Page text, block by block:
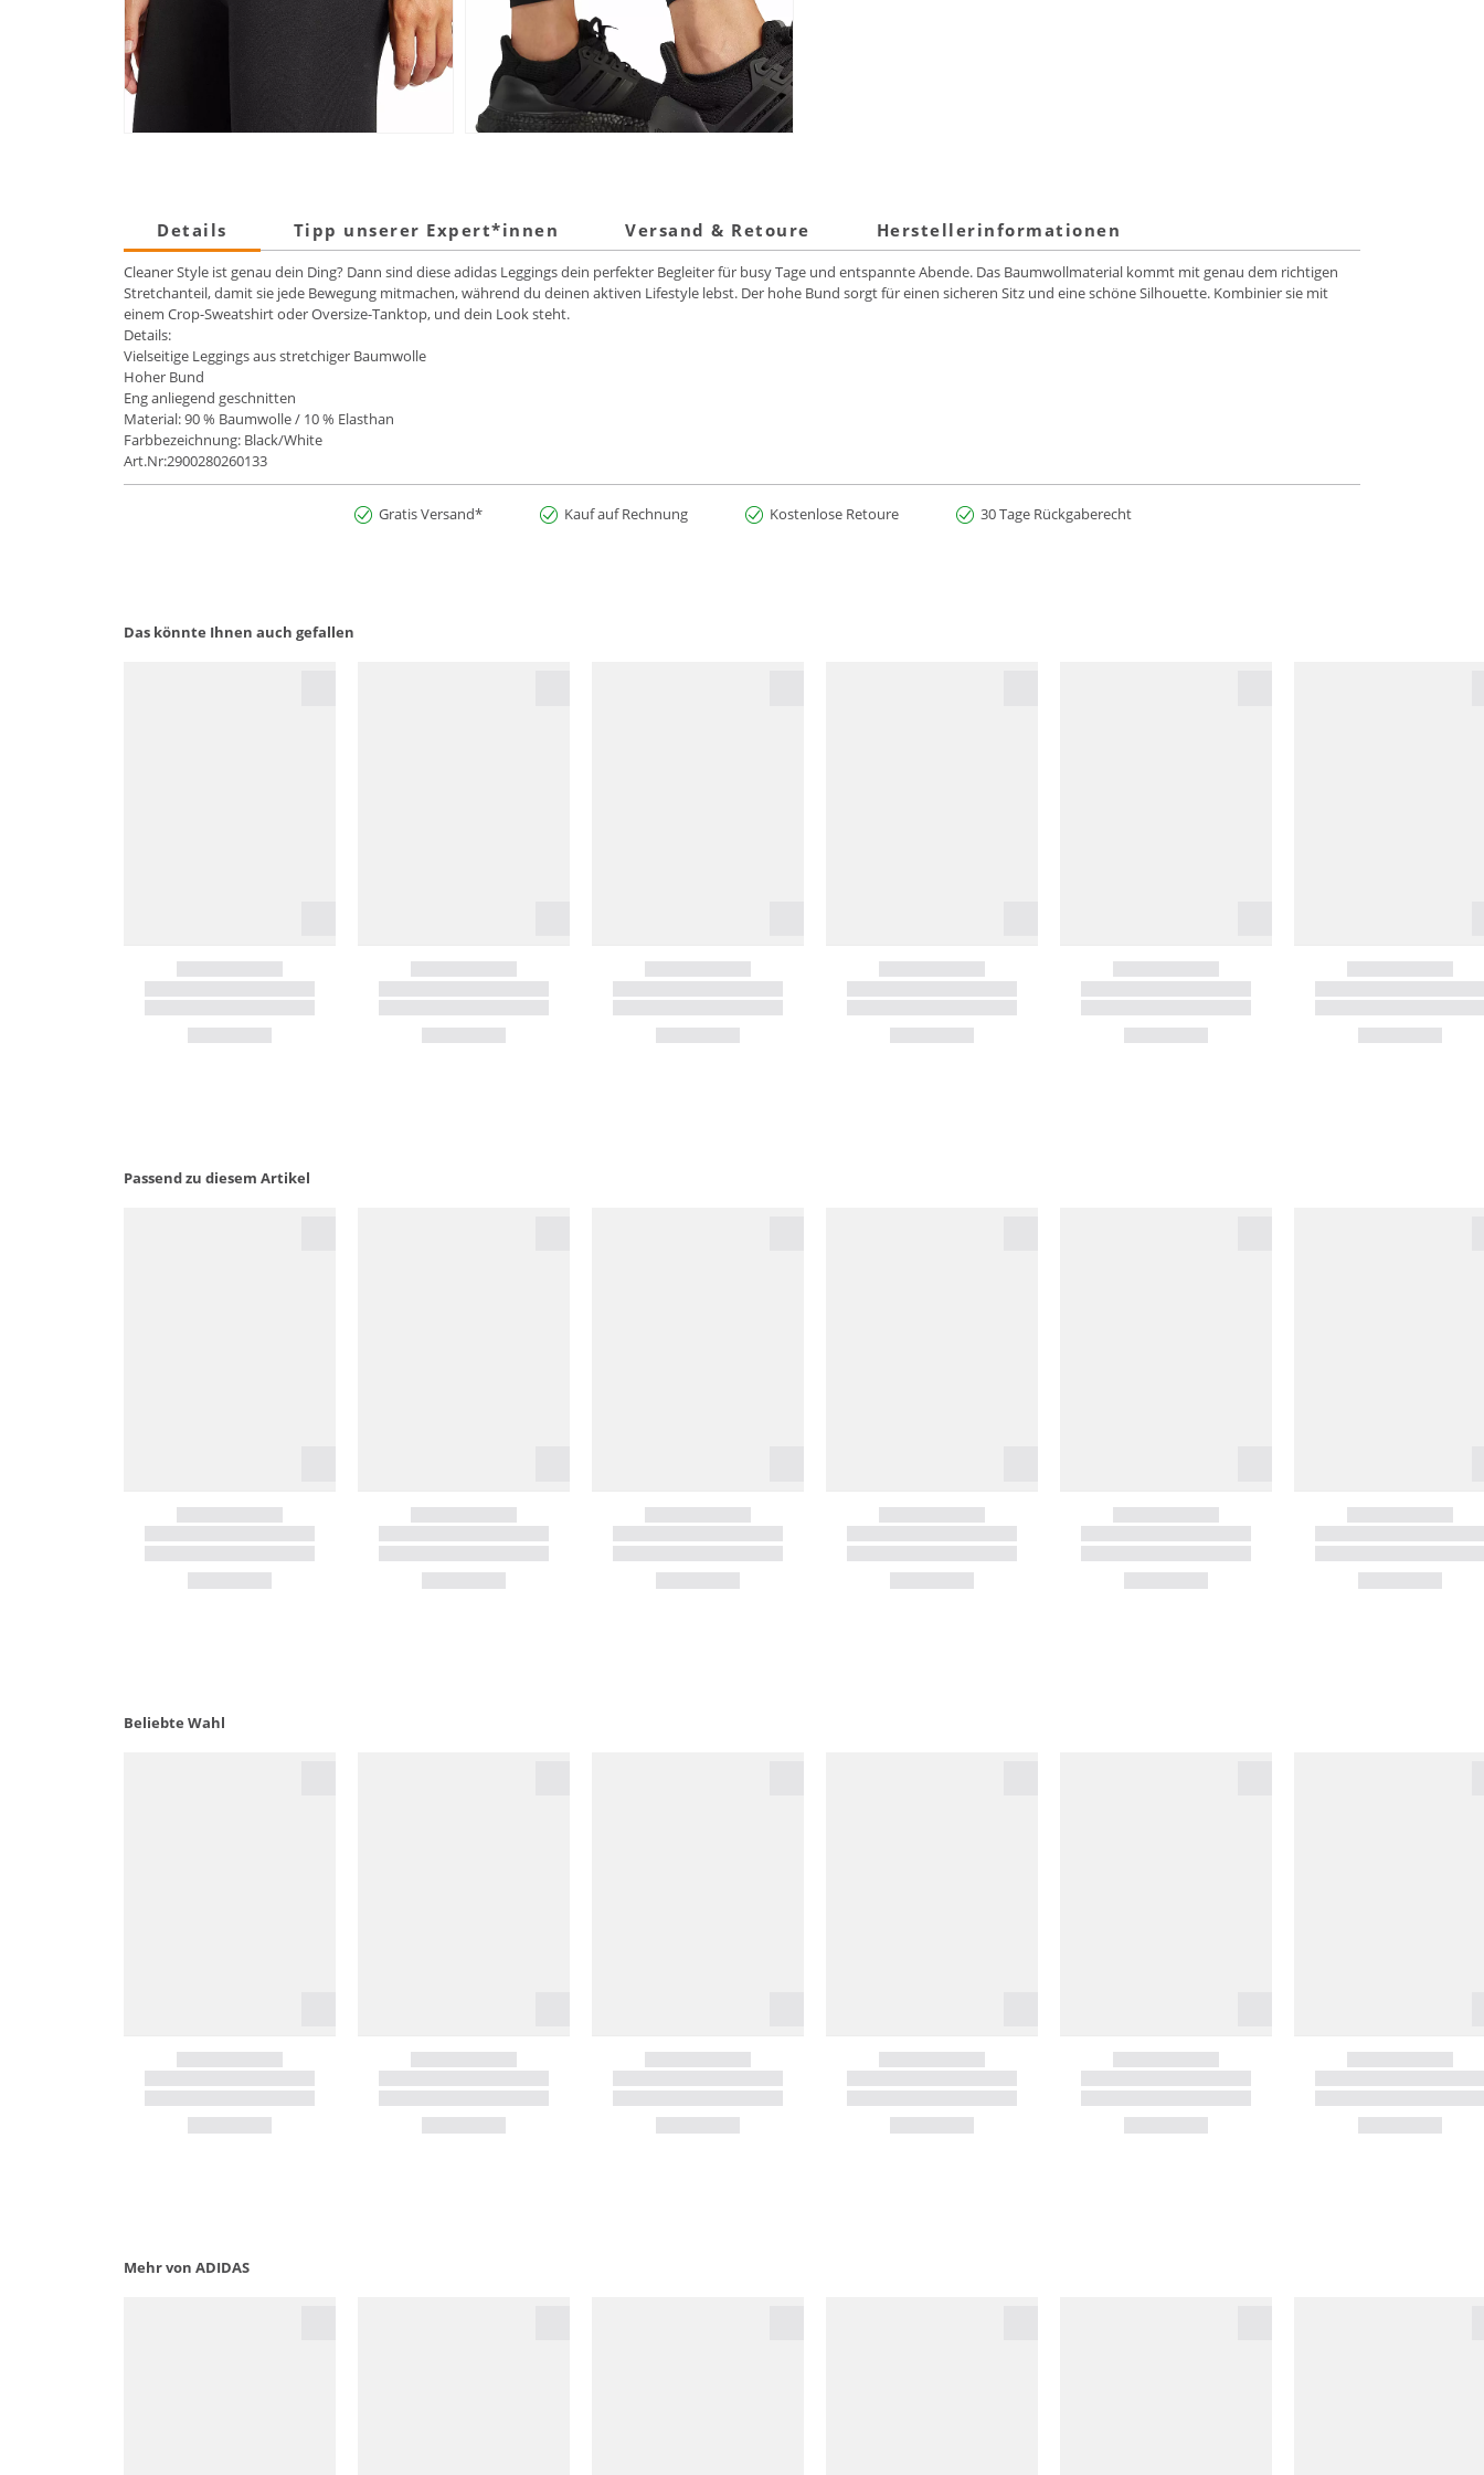
Details Tipp unserer Expert*innen Versand & Retoure Herstellerinformationen
Cleaner Style ist genau dein Ding? Dann sind diese adidas Leggings dein perfekter Begleiter für busy Tage und entspannte Abende. Das Baumwollmaterial kommt mit genau dem richtigen
Stretchanteil, damit sie jede Bewegung mitmachen, während du deinen aktiven Lifestyle lebst. Der hohe Bund sorgt für einen sicheren Sitz und eine schöne Silhouette. Kombinier sie mit
einem Crop-Sweatshirt oder Oversize-Tanktop, und dein Look steht.
Details:
Vielseitige Leggings aus stretchiger Baumwolle
Hoher Bund
Eng anliegend geschnitten
Material: 90 % Baumwolle / 10 % Elasthan
Farbbezeichnung: Black/White
Art.Nr:2900280260133
Gratis Versand* Kauf auf Rechnung Kostenlose Retoure 30 Tage Rückgaberecht
Das könnte Ihnen auch gefallen
Passend zu diesem Artikel
Beliebte Wahl
Mehr von ADIDAS